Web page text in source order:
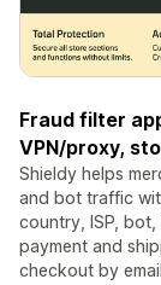
Fraud filter
VPN/proxy,
Shieldy helps
and bot traffic
country, ISP,
payment and
checkout by